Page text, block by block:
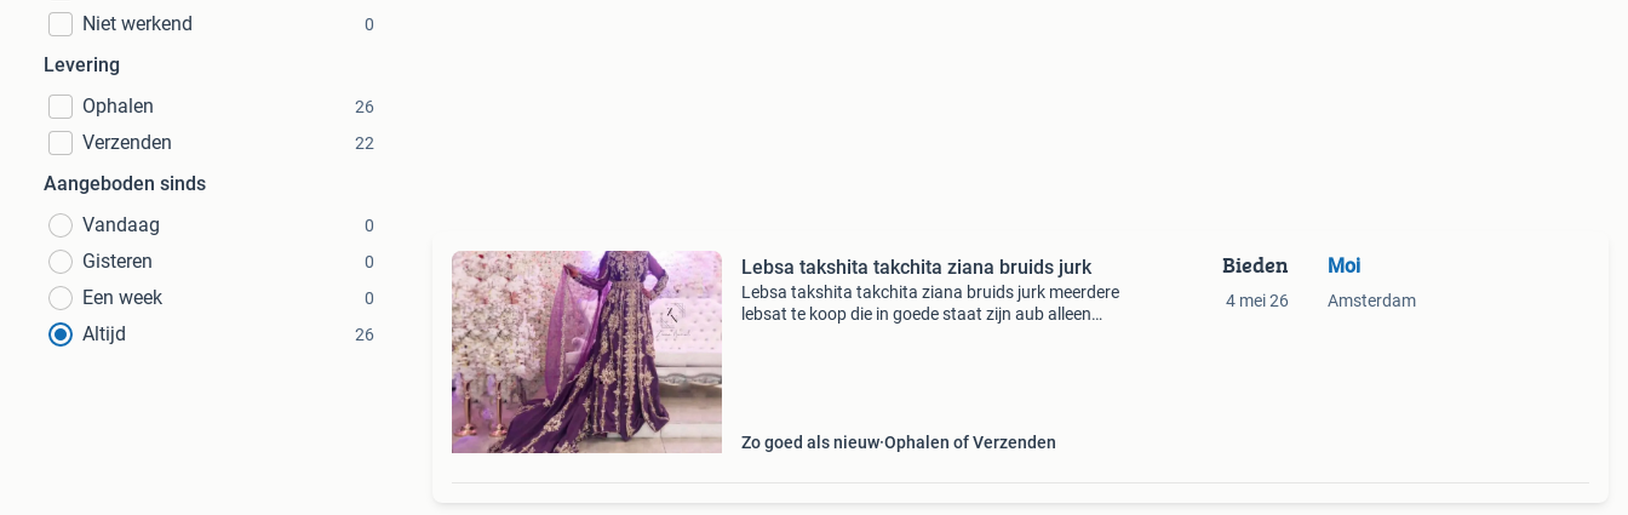
Niet werkend 0
Levering
Ophalen
26
Verzenden 22
Aangeboden sinds
Vandaag
0
Gisteren 0
Een week 0
Altijd 26
Lebsa takshita takchita ziana bruids jurk
Lebsa takshita takchita ziana bruids jurk meerdere
lebsat te koop die in goede staat zijn aub alleen
Zo goed als nieuw Ophalen of Verzenden
Bieden
4 mei 26
Moi
Amsterdam